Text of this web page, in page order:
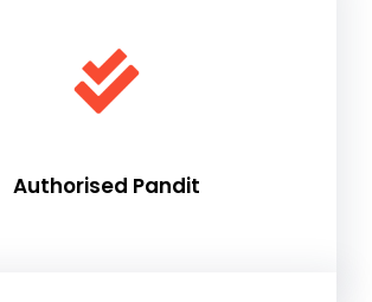
Authorised Pandit